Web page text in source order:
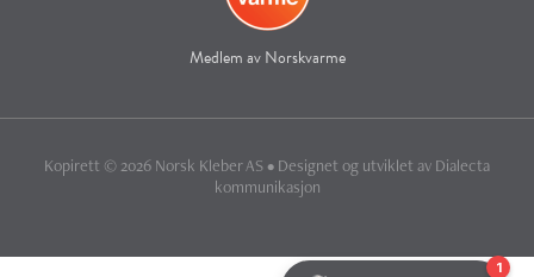
Medlem av Norskvarme
Kopirett © 2026 Norsk Kleber AS • Designet og utviklet av Dialecta
kommunikasjon